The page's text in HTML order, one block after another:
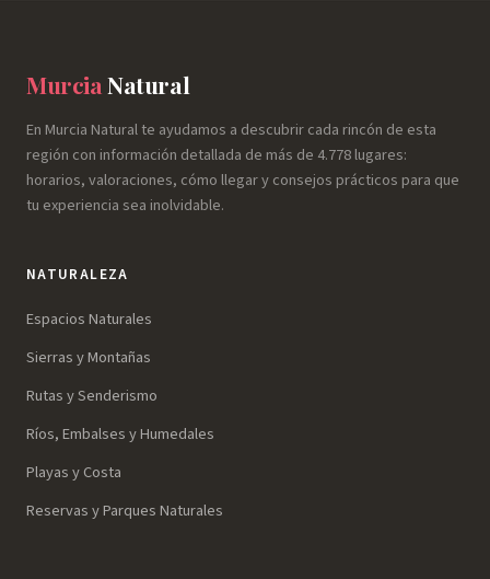
Murcia Natural
En Murcia Natural te ayudamos a descubrir cada rincón de esta
región con información detallada de más de 4.778 lugares:
horarios, valoraciones, cómo llegar y consejos prácticos para que
tu experiencia sea inolvidable.
NATURALEZA
Espacios Naturales
Sierras y Montañas
Rutas y Senderismo
Ríos, Embalses y Humedales
Playas y Costa
Reservas y Parques Naturales